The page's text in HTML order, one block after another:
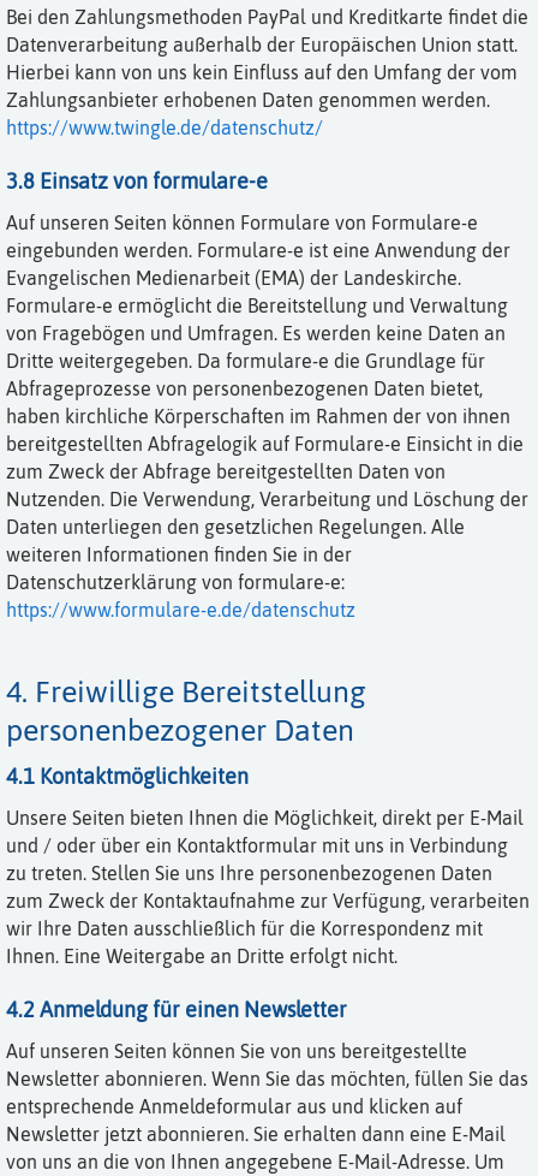
Bei den Zahlungsmethoden PayPal und Kreditkarte findet die
Datenverarbeitung außerhalb der Europäischen Union statt.
Hierbei kann von uns kein Einfluss auf den Umfang der vom
Zahlungsanbieter erhobenen Daten genommen werden.
https://www.twingle.de/datenschutz/
3.8 Einsatz von formulare-e
Auf unseren Seiten können Formulare von Formulare-e
eingebunden werden. Formulare-e ist eine Anwendung der
Evangelischen Medienarbeit (EMA) der Landeskirche.
Formulare-e ermöglicht die Bereitstellung und Verwaltung
von Fragebögen und Umfragen. Es werden keine Daten an
Dritte weitergegeben. Da formulare-e die Grundlage für
Abfrageprozesse von personenbezogenen Daten bietet,
haben kirchliche Körperschaften im Rahmen der von ihnen
bereitgestellten Abfragelogik auf Formulare-e Einsicht in die
zum Zweck der Abfrage bereitgestellten Daten von
Nutzenden. Die Verwendung, Verarbeitung und Löschung der
Daten unterliegen den gesetzlichen Regelungen. Alle
weiteren Informationen finden Sie in der
Datenschutzerklärung von formulare-e:
https://www.formulare-e.de/datenschutz
4. Freiwillige Bereitstellung
personenbezogener Daten
4.1 Kontaktmöglichkeiten
Unsere Seiten bieten Ihnen die Möglichkeit, direkt per E-Mail
und / oder über ein Kontaktformular mit uns in Verbindung
zu treten. Stellen Sie uns Ihre personenbezogenen Daten
zum Zweck der Kontaktaufnahme zur Verfügung, verarbeiten
wir Ihre Daten ausschließlich für die Korrespondenz mit
Ihnen. Eine Weitergabe an Dritte erfolgt nicht.
4.2 Anmeldung für einen Newsletter
Auf unseren Seiten können Sie von uns bereitgestellte
Newsletter abonnieren. Wenn Sie das möchten, füllen Sie das
entsprechende Anmeldeformular aus und klicken auf
Newsletter jetzt abonnieren. Sie erhalten dann eine E-Mail
von uns an die von Ihnen angegebene E-Mail-Adresse. Um